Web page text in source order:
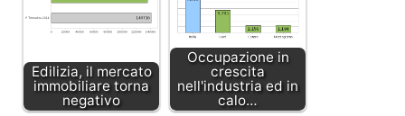
Edilizia, il mercato
immobiliare torna
negativo
Occupazione in
crescita
nell'industria ed in
calo…